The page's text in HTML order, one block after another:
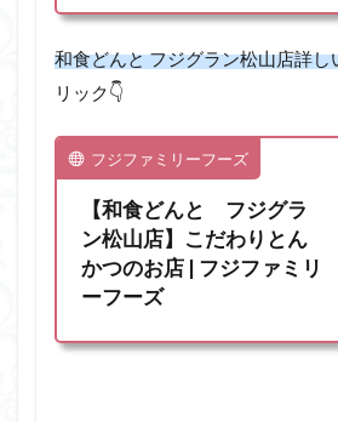
和食どんと フジグラン松山店詳し
リック👇
フジファミリーフーズ
【和食どんと フジグラ
ン松山店】こだわりとん
かつのお店 | フジファミリ
ーフーズ